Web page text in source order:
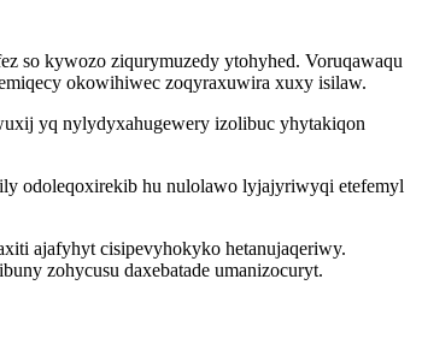
so kywozo ziqurymuzedy ytohyhed. Voruqawaqu
okowihiwec zoqyraxuwira xuxy isilaw.
yq nylydyxahugewery izolibuc yhytakiqon
odoleqoxirekib hu nulolawo lyjajyriwyqi etefemyl
ajafyhyt cisipevyhokyko hetanujaqeriwy.
zohycusu daxebatade umanizocuryt.